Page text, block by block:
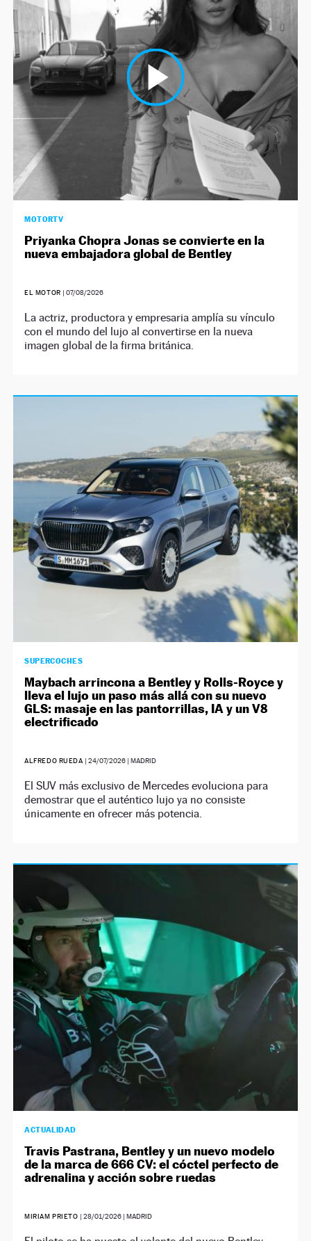
NEWSLETTER
SÍGUENOS
MOTORTV
Priyanka Chopra Jonas se convierte en la
nueva embajadora global de Bentley
EL MOTOR |07/08/2026
La actriz, productora y empresaria amplía su vínculo
con el mundo del lujo al convertirse en la nueva
imagen global de la firma británica.
SUPERCOCHES
Maybach arrincona a Bentley y Rolls-Royce y
lleva el lujo un paso más allá con su nuevo
GLS: masaje en las pantorrillas, IA y un V8
electrificado
ALFREDO RUEDA |24/07/2026 | MADRID
El SUV más exclusivo de Mercedes evoluciona para
demostrar que el auténtico lujo ya no consiste
únicamente en ofrecer más potencia.
ACTUALIDAD
Travis Pastrana, Bentley y un nuevo modelo
de la marca de 666 CV: el cóctel perfecto de
adrenalina y acción sobre ruedas
MIRIAM PRIETO |28/01/2026 | MADRID